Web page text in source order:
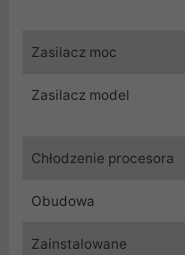
Zasilacz moc
Zasilacz model
Chłodzenie procesora
Obudowa
Zainstalowane